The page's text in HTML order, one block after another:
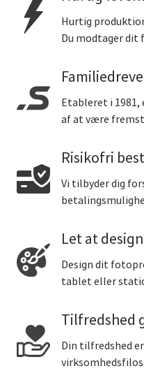
Hurtig
Du modtager dit
Etableret i
af at være
Risikofri
Vi tilbyder dig
Let at
Design dit
tablet eller
Tilfredshed
Din tilfredshed